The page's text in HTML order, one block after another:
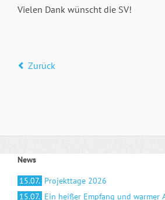
Vielen Dank wünscht die SV!
Zurück
News
15.07. Projekttage 2026
15.07. Ein heißer Empfang und warmer